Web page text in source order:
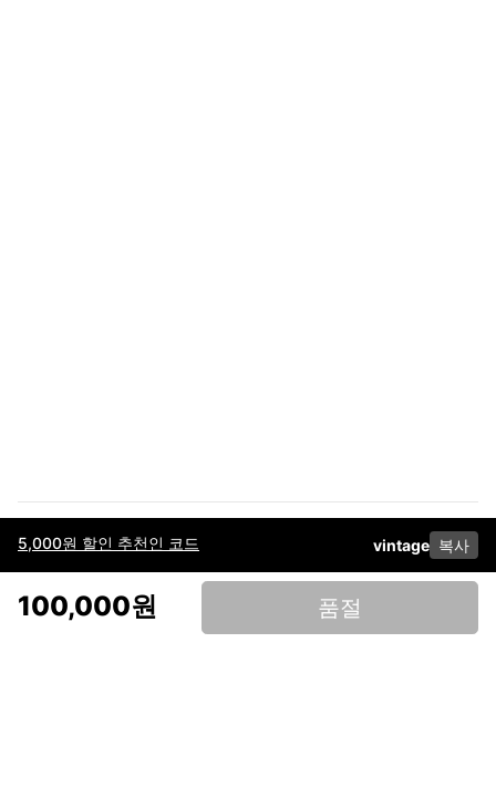
5,000원 할인 추천인 코드 vintage 복사
100,000원 품절
이용약관고객센터판매개인정보 처리방침사업자 정보다운로드